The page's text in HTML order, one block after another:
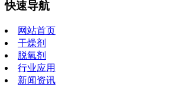
快速导航
网站首页
干燥剂
脱氧剂
行业应用
新闻资讯